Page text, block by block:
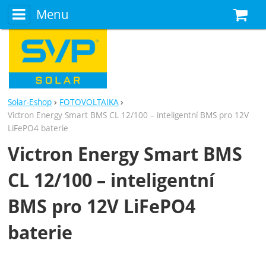
Menu
Solar-Eshop
FOTOVOLTAIKA
Victron Energy Smart BMS CL 12/100 – inteligentní BMS pro 12V
LiFePO4 baterie
Victron Energy Smart BMS
CL 12/100 – inteligentní
BMS pro 12V LiFePO4
baterie